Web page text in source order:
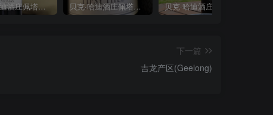
贝克·哈迪酒庄佩塔林加醉山赤霞珠红葡萄酒Bec Hardy Tipsy Hill Cabernet Sauvignon 2020
下一篇
吉龙产区(Geelong)